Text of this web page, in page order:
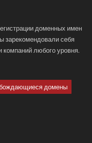
доменных имен
зарекомендовали себя
компаний любого уровня.
домены